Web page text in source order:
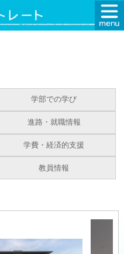
学部での学び
進路・就職情報
学費・経済的支援
教員情報